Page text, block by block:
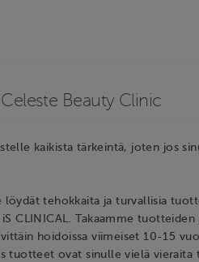
Beauty Clinic
kaikista tärkeintä, joten jos
löydät tehokkaita ja turvallisia
iS CLINICAL. Takaamme
hoidoissa viimeiset 10-15
tuotteet ovat sinulle vielä vieraita